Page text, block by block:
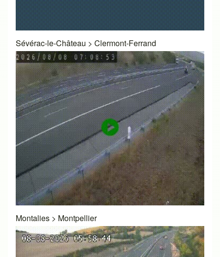
Sévérac-le-Château > Clermont-Ferrand
Montalies > Montpellier